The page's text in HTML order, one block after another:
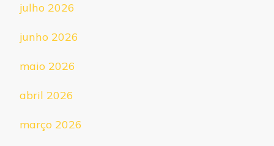
julho 2026
junho 2026
maio 2026
abril 2026
março 2026